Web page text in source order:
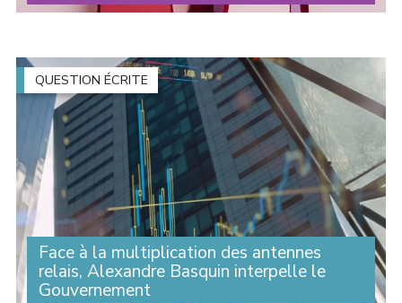
Alerté par plusieurs maires du département du Nord
Farandou, par courrier sur l’avenir (...)
QUESTION ÉCRITE
Face à la multiplication des antennes
relais, Alexandre Basquin interpelle le
Gouvernement